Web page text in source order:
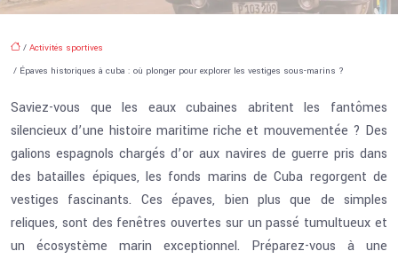
/ Activités sportives
/ Épaves historiques à cuba : où plonger pour explorer les vestiges sous-marins ?
Saviez-vous que les eaux cubaines abritent les fantômes
silencieux d’une histoire maritime riche et mouvementée ? Des
galions espagnols chargés d’or aux navires de guerre pris dans
des batailles épiques, les fonds marins de Cuba regorgent de
vestiges fascinants. Ces épaves, bien plus que de simples
reliques, sont des fenêtres ouvertes sur un passé tumultueux et
un écosystème marin exceptionnel. Préparez-vous à une